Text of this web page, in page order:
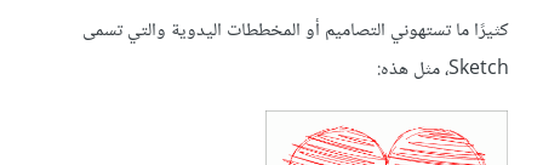
كثيرًا ما تستهوني التصاميم أو المخططات اليدوية والتي تسمى
Sketch، مثل هذه: